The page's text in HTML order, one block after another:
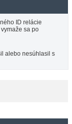
ID relácie
sa po
alebo nesúhlasil s